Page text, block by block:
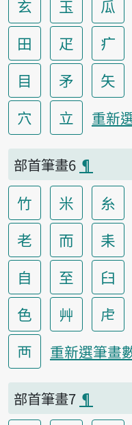
玄 玉 瓜
田
疋 疒
目
矛 矢
穴
立 重新
部首筆畫6 ¶
竹 米 糸
老
而 耒
自
至 臼
色
艸 虍
襾
重新選筆畫
部首筆畫7 ¶